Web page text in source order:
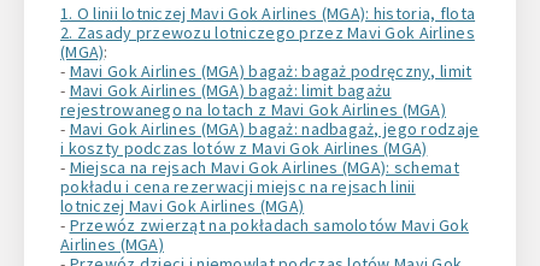
1. O linii lotniczej Mavi Gok Airlines (MGA): historia, flota
2. Zasady przewozu lotniczego przez Mavi Gok Airlines
(MGA):
- Mavi Gok Airlines (MGA) bagaż: bagaż podręczny, limit
- Mavi Gok Airlines (MGA) bagaż: limit bagażu
rejestrowanego na lotach z Mavi Gok Airlines (MGA)
- Mavi Gok Airlines (MGA) bagaż: nadbagaż, jego rodzaje
i koszty podczas lotów z Mavi Gok Airlines (MGA)
- Miejsca na rejsach Mavi Gok Airlines (MGA): schemat
pokładu i cena rezerwacji miejsc na rejsach linii
lotniczej Mavi Gok Airlines (MGA)
- Przewóz zwierząt na pokładach samolotów Mavi Gok
Airlines (MGA)